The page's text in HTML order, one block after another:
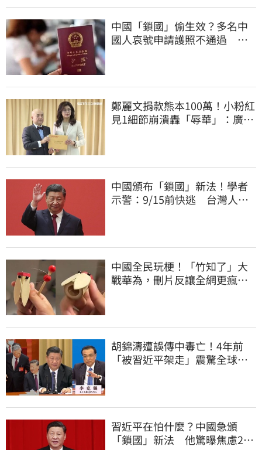
中國「鎖國」偷生效？多名中
國人哀號申請護照不通過 網
鄭麗文捐款熊本100萬！小粉紅
見1細節崩潰轟「辱華」：廣西
中國頒布「鎖國」新法！學者
示警：9/15前快逃 台灣人也
中國全民玩梗！「竹知了」大
戰華為，刪片反讓全網更瘋
胡錦濤遭誤傳中毒亡！4年前
「被習近平架走」震驚全球
習近平在怕什麼？中國急頒
「鎖國」新法 他驚曝焦慮2